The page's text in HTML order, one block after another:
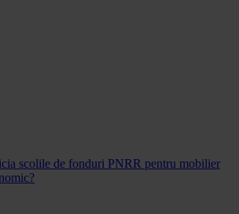
scolile de fonduri PNRR pentru mobilier